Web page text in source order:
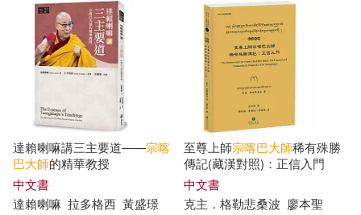
巴沃祖拉稱瓦(4) 彭緒洛(4)
政協四川省委員會(4)
書童文化(4) 白茶(4)
角巴東主(4) 詠聲動漫(4)
Aparte(11)
中央廣播電視大學出版社(11)
創古文化(11)
廣東新世紀出版社(11)
達賴喇嘛講三主要道―—宗喀
巴大師的精華教授
中文書
達賴喇嘛 拉多格西 黃盛璟
至尊上師宗喀巴大師稀有殊勝
傳記(藏漢對照)：正信入門
中文書
克主．格勒悲桑波 廖本聖